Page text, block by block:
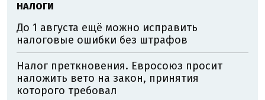
НАЛОГИ
До 1 августа ещё можно исправить
налоговые ошибки без штрафов
Налог преткновения. Евросоюз просит
наложить вето на закон, принятия
которого требовал